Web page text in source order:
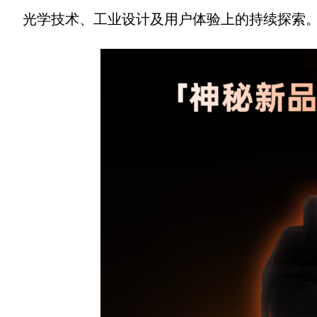
光学技术、工业设计及用户体验上的持续探索